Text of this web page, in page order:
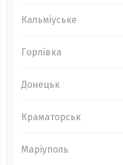
Кальміуське
Горлівка
Донецьк
Краматорськ
Маріуполь